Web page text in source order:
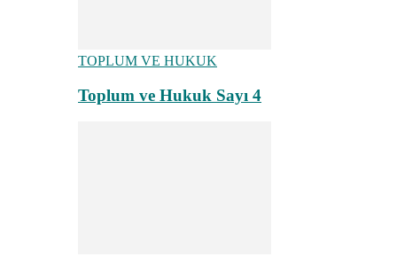
TOPLUM VE HUKUK
Toplum ve Hukuk Sayı 4